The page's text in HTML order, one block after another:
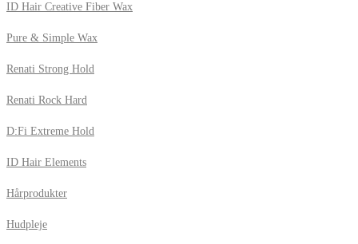
ID Hair Creative Fiber Wax
Pure & Simple Wax
Renati Strong Hold
Renati Rock Hard
D:Fi Extreme Hold
ID Hair Elements
Hårprodukter
Hudpleje